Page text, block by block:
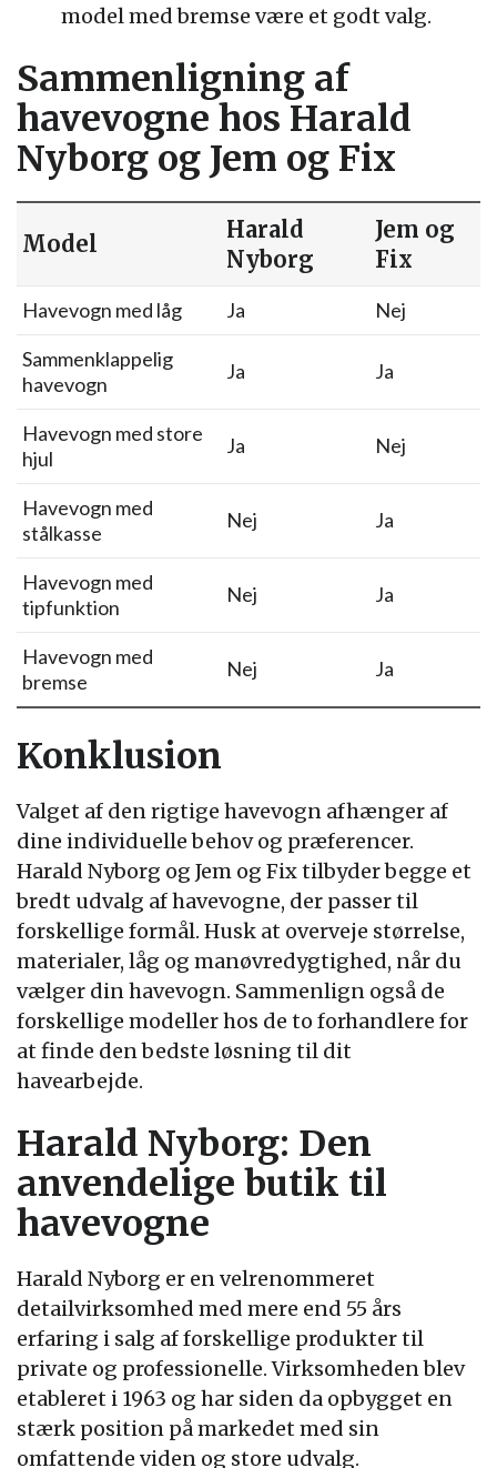
model med bremse være et godt valg.
Sammenligning af
havevogne hos Harald
Nyborg og Jem og Fix
Model
Harald
Nyborg
Jem og
Fix
Havevogn med låg Ja
Nej
Sammenklappelig
havevogn
Ja Ja
Havevogn med store
hjul
Ja Nej
Havevogn med
stålkasse
Nej Ja
Havevogn med
tipfunktion
Nej Ja
Havevogn med
bremse
Nej Ja
Konklusion
Valget af den rigtige havevogn afhænger af
dine individuelle behov og præferencer.
Harald Nyborg og Jem og Fix tilbyder begge et
bredt udvalg af havevogne, der passer til
forskellige formål. Husk at overveje størrelse,
materialer, låg og manøvredygtighed, når du
vælger din havevogn. Sammenlign også de
forskellige modeller hos de to forhandlere for
at finde den bedste løsning til dit
havearbejde.
Harald Nyborg: Den
anvendelige butik til
havevogne
Harald Nyborg er en velrenommeret
detailvirksomhed med mere end 55 års
erfaring i salg af forskellige produkter til
private og professionelle. Virksomheden blev
etableret i 1963 og har siden da opbygget en
stærk position på markedet med sin
omfattende viden og store udvalg.